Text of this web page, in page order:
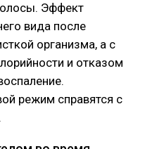
Эффект
вида после
организма, а с
и отказом
режим справятся с